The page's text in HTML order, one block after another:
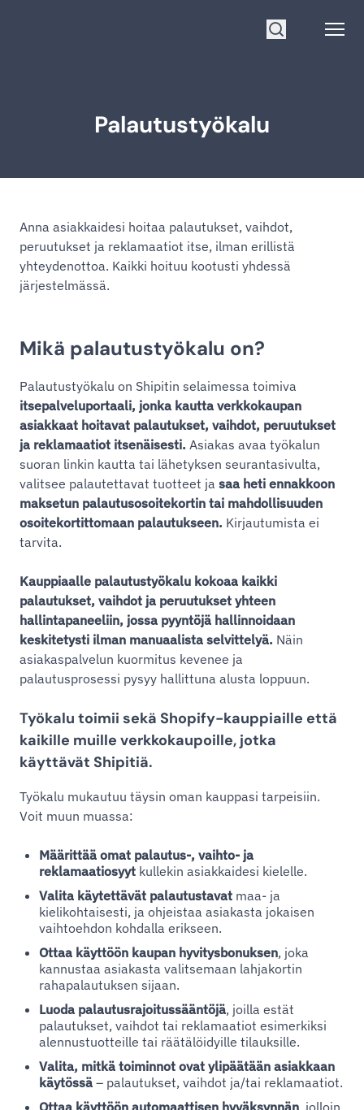
Palautustyökalu
Anna asiakkaidesi hoitaa palautukset, vaihdot,
peruutukset ja reklamaatiot itse, ilman erillistä
yhteydenottoa. Kaikki hoituu kootusti yhdessä
järjestelmässä.
Mikä palautustyökalu on?
Palautustyökalu on Shipitin selaimessa toimiva
itsepalveluportaali, jonka kautta verkkokaupan
asiakkaat hoitavat palautukset, vaihdot, peruutukset
ja reklamaatiot itsenäisesti. Asiakas avaa työkalun
suoran linkin kautta tai lähetyksen seurantasivulta,
valitsee palautettavat tuotteet ja saa heti ennakkoon
maksetun palautusosoitekortin tai mahdollisuuden
osoitekortittomaan palautukseen. Kirjautumista ei
tarvita.
Kauppiaalle palautustyökalu kokoaa kaikki
palautukset, vaihdot ja peruutukset yhteen
hallintapaneeliin, jossa pyyntöjä hallinnoidaan
keskitetysti ilman manuaalista selvittelyä. Näin
asiakaspalvelun kuormitus kevenee ja
palautusprosessi pysyy hallittuna alusta loppuun.
Työkalu toimii sekä Shopify-kauppiaille että
kaikille muille verkkokaupoille, jotka
käyttävät Shipitiä.
Työkalu mukautuu täysin oman kauppasi tarpeisiin.
Voit muun muassa:
Määrittää omat palautus-, vaihto- ja
reklamaatiosyyt kullekin asiakkaidesi kielelle.
Valita käytettävät palautustavat maa- ja
kielikohtaisesti, ja ohjeistaa asiakasta jokaisen
vaihtoehdon kohdalla erikseen.
Ottaa käyttöön kaupan hyvitysbonuksen, joka
kannustaa asiakasta valitsemaan lahjakortin
rahapalautuksen sijaan.
Luoda palautusrajoitussääntöjä, joilla estät
palautukset, vaihdot tai reklamaatiot esimerkiksi
alennustuotteille tai räätälöidyille tilauksille.
Valita, mitkä toiminnot ovat ylipäätään asiakkaan
käytössä – palautukset, vaihdot ja/tai reklamaatiot.
Ottaa käyttöön automaattisen hyväksynnän, jolloin